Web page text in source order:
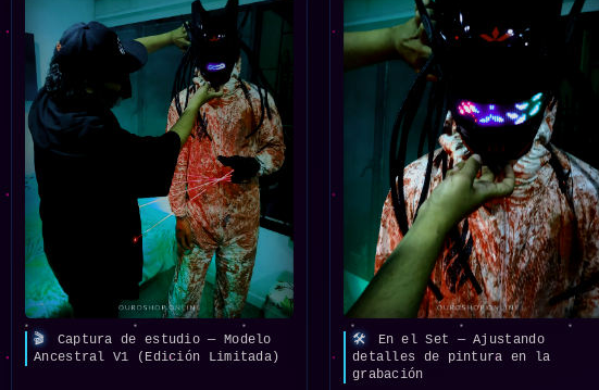
🎬
Captura de estudio — Modelo
Ancestral V1 (Edición Limitada)
🛠️
En el Set — Ajustando
detalles de pintura en la
grabación